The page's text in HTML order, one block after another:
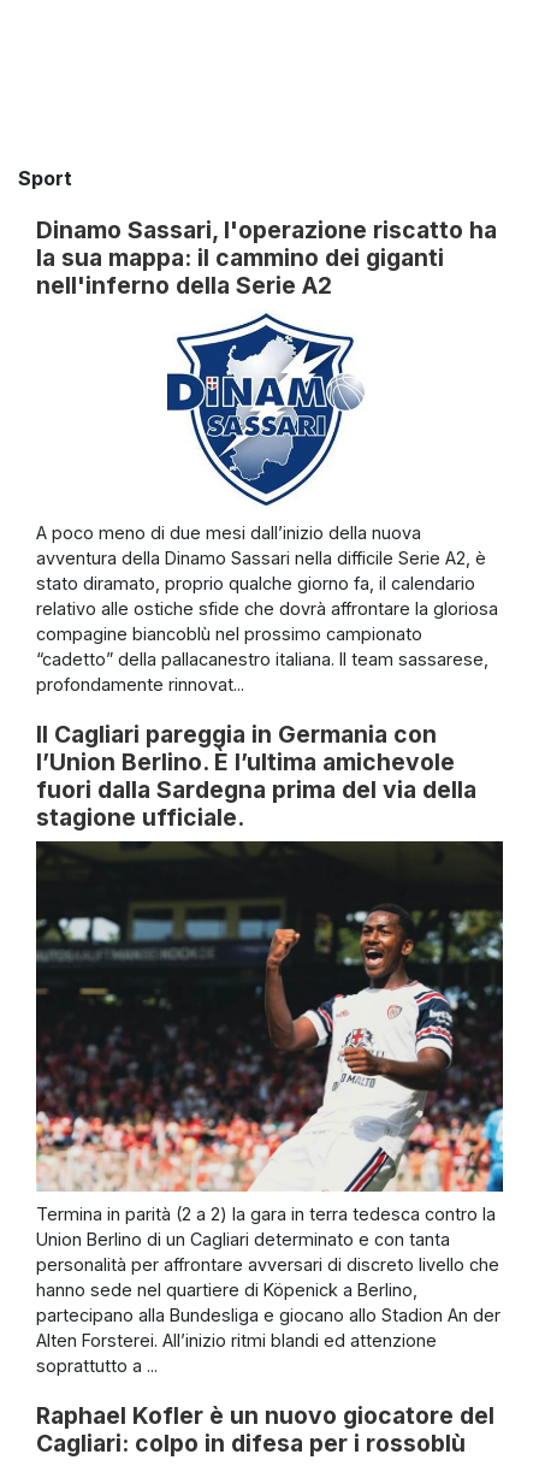
Sport
Dinamo Sassari, l'operazione riscatto ha
la sua mappa: il cammino dei giganti
nell'inferno della Serie A2
A poco meno di due mesi dall’inizio della nuova
avventura della Dinamo Sassari nella difficile Serie A2, è
stato diramato, proprio qualche giorno fa, il calendario
relativo alle ostiche sfide che dovrà affrontare la gloriosa
compagine biancoblù nel prossimo campionato
“cadetto” della pallacanestro italiana. Il team sassarese,
profondamente rinnovat...
Il Cagliari pareggia in Germania con
l’Union Berlino. È l’ultima amichevole
fuori dalla Sardegna prima del via della
stagione ufficiale.
Termina in parità (2 a 2) la gara in terra tedesca contro la
Union Berlino di un Cagliari determinato e con tanta
personalità per affrontare avversari di discreto livello che
hanno sede nel quartiere di Köpenick a Berlino,
partecipano alla Bundesliga e giocano allo Stadion An der
Alten Forsterei. All’inizio ritmi blandi ed attenzione
soprattutto a ...
Raphael Kofler è un nuovo giocatore del
Cagliari: colpo in difesa per i rossoblù